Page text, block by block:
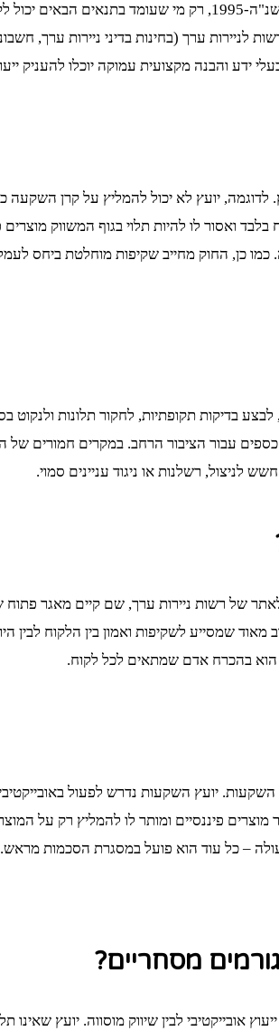
לפי חוק הסדרת העיסוק בייעוץ השקעות, ניהול תיקי השקעות
ערך (בחינות בדיני ניירות ערך,
ידע והבנה מקצועית עמוקה יוכלו להעניק
לדוגמה, יועץ לא יכול להמליץ על קרן
ואסור לו להיות תלוי בגוף המשווק
כמו כן, החוק מחייב שקיפות מוחלטת ביחס
בדיקות תקופתיות, לחקור תלונות ולנקוט
עבור הציבור הרחב. במקרים חמורים של
לניצול, רשלנות או ניגוד עניינים סמוי.
של רשות ניירות ערך, שם קיים מאגר
שמסייע לשקיפות ואמון בין הלקוח
הוא בהכרח אדם שמתאים לכל לקוח.
יועץ השקעות נדרש לפעול
פיננסיים ומותר לו להמליץ רק על
– כל עוד הוא פועל במסגרת הסכמות מראש.
מסחריים?
אובייקטיבי לבין שיווק מוסווה. יועץ שאינו